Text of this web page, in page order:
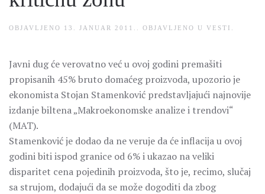
OBJAVLJENO 13. JANUAR 2011. . OBJAVLJENO U VESTI
Javni dug će verovatno već u ovoj godini premašiti
propisanih 45% bruto domaćeg proizvoda, upozorio je
ekonomista Stojan Stamenković predstavljajući najnovije
izdanje biltena „Makroekonomske analize i trendovi“
(MAT).
Stamenković je dodao da ne veruje da će inflacija u ovoj
godini biti ispod granice od 6% i ukazao na veliki
disparitet cena pojedinih proizvoda, što je, recimo, slučaj
sa strujom, dodajući da se može dogoditi da zbog